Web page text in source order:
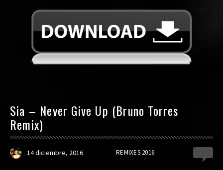
Sia – Never Give Up (Bruno Torres
Remix)
14 diciembre, 2016 REMIXES 2016